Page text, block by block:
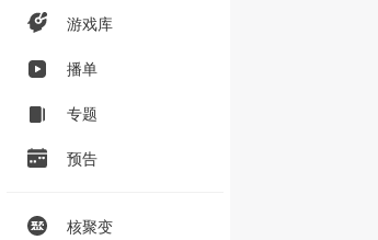
游戏库
播单
专题
预告
核聚变